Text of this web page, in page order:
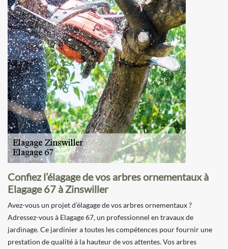
Confiez l’élagage de vos arbres ornementaux à
Elagage 67 à Zinswiller
Avez-vous un projet d’élagage de vos arbres ornementaux ?
Adressez-vous à Elagage 67, un professionnel en travaux de
jardinage. Ce jardinier a toutes les compétences pour fournir une
prestation de qualité à la hauteur de vos attentes. Vos arbres